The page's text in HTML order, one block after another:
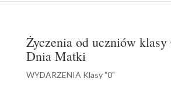
Życzenia od uczniów
Dnia Matki
WYDARZENIA Klasy "0"